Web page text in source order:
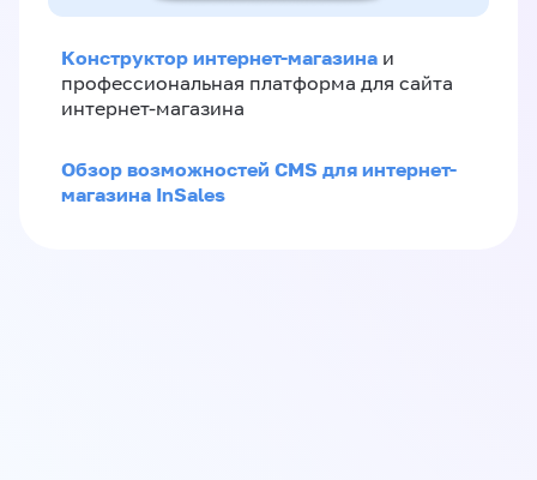
Конструктор интернет-магазина и
профессиональная платформа для сайта
интернет-магазина
Обзор возможностей CMS для интернет-
магазина InSales